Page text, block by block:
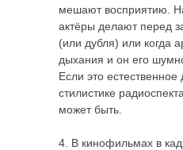
мешают восприятию.
актёры делают перед
(или дубля) или когда
дыхания и он его
Если это
стилистике
может быть.
4. В кинофильмах в